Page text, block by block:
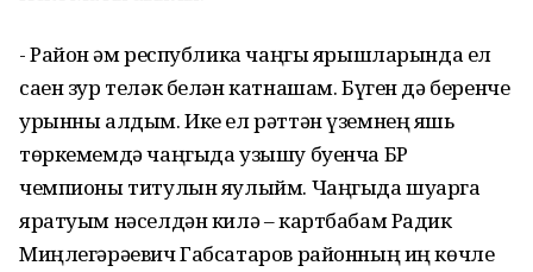
- Район һәм республика чаңгы ярышларында ел
саен зур теләк белән катнашам. Бүген дә беренче
урынны алдым. Ике ел рәттән үземнең яшь
төркемемдә чаңгыда узышу буенча БР
чемпионы титулын яулыйм. Чаңгыда шуарга
яратуым нәселдән килә – картбабам Радик
Миңлегәрәевич Габсатаров районның иң көчле